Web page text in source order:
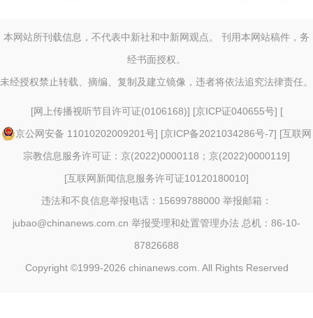
本网站所刊载信息，不代表中新社和中新网观点。 刊用本网站稿件，务
经书面授权。
未经授权禁止转载、摘编、复制及建立镜像，违者将依法追究法律责任。
[网上传播视听节目许可证(0106168)] [京ICP证040655号] [
京公网安备 11010202009201号] [京ICP备2021034286号-7] [互联网
宗教信息服务许可证：京(2022)0000118；京(2022)0000119]
[互联网新闻信息服务许可证10120180010]
违法和不良信息举报电话：15699788000 举报邮箱：
jubao@chinanews.com.cn 举报受理和处置管理办法 总机：86-10-
87826688
Copyright ©1999-2026 chinanews.com. All Rights Reserved